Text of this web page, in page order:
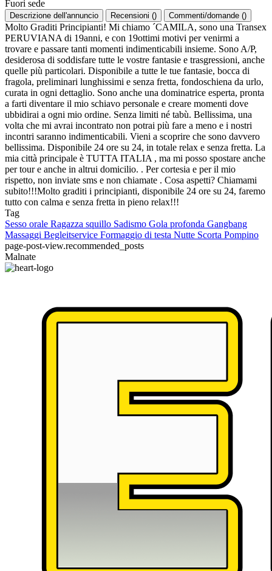
Fuori sede
Descrizione dell'annuncio Recensioni () Commenti/domande ()
Molto Graditi Principianti! Mi chiamo ´CAMILA, sono una Transex
PERUVIANA di 19anni, e con 19ottimi motivi per venirmi a
trovare e passare tanti momenti indimenticabili insieme. Sono A/P,
desiderosa di soddisfare tutte le vostre fantasie e trasgressioni, anche
quelle più particolari. Disponibile a tutte le tue fantasie, bocca di
fragola, preliminari lunghissimi e senza fretta, fondoschiena da urlo,
curata in ogni dettaglio. Sono anche una dominatrice esperta, pronta
a farti diventare il mio schiavo personale e creare momenti dove
ubbidirai a ogni mio ordine. Senza limiti né tabù. Bellissima, una
volta che mi avrai incontrato non potrai più fare a meno e i nostri
incontri saranno indimenticabili. Vieni a scoprire che sono davvero
bellissima. Disponibile 24 ore su 24, in totale relax e senza fretta. La
mia città principale è TUTTA ITALIA , ma mi posso spostare anche
per tour e anche in altrui domicilio. . Per cortesia e per il mio
rispetto, non inviate sms e non chiamate . Cosa aspetti? Chiamami
subito!!!Molto graditi i principianti, disponibile 24 ore su 24, faremo
tutto con calma e senza fretta in pieno relax!!!
Tag
Sesso orale Ragazza squillo Sadismo Gola profonda Gangbang
Massaggi Begleitservice Formaggio di testa Nutte Scorta Pompino
page-post-view.recommended_posts
Malnate